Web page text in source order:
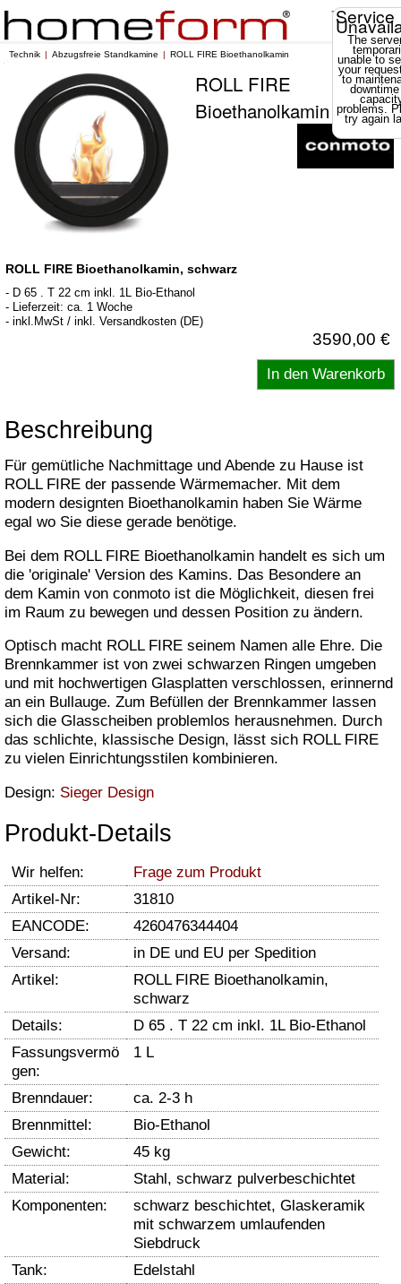
Service
The
unable to
your
to
problems.
try again
Technik Abzugsfreie Standkamine ROLL FIRE Bioethanolkamin
ROLL FIRE
Bioethanolkamin
ROLL FIRE Bioethanolkamin, schwarz
- D 65 . T 22 cm inkl. 1L Bio-Ethanol
- Lieferzeit: ca. 1 Woche
- inkl.MwSt / inkl. Versandkosten (DE)
3590,00 €
Beschreibung
Für gemütliche Nachmittage und Abende zu Hause ist
ROLL FIRE der passende Wärmemacher. Mit dem
modern designten Bioethanolkamin haben Sie Wärme
egal wo Sie diese gerade benötige.
Bei dem ROLL FIRE Bioethanolkamin handelt es sich um
die 'originale' Version des Kamins. Das Besondere an
dem Kamin von conmoto ist die Möglichkeit, diesen frei
im Raum zu bewegen und dessen Position zu ändern.
Optisch macht ROLL FIRE seinem Namen alle Ehre. Die
Brennkammer ist von zwei schwarzen Ringen umgeben
und mit hochwertigen Glasplatten verschlossen, erinnernd
an ein Bullauge. Zum Befüllen der Brennkammer lassen
sich die Glasscheiben problemlos herausnehmen. Durch
das schlichte, klassische Design, lässt sich ROLL FIRE
zu vielen Einrichtungsstilen kombinieren.
Design: Sieger Design
Produkt-Details
Wir helfen:
Frage zum Produkt
Artikel-Nr:
31810
EANCODE:
4260476344404
Versand:
in DE und EU per Spedition
Artikel:
ROLL FIRE Bioethanolkamin,
schwarz
Details:
D 65 . T 22 cm inkl. 1L Bio-Ethanol
Fassungsvermö
gen:
1 L
Brenndauer:
ca. 2-3 h
Brennmittel:
Bio-Ethanol
Gewicht:
45 kg
Material:
Stahl, schwarz pulverbeschichtet
Komponenten:
schwarz beschichtet, Glaskeramik
mit schwarzem umlaufenden
Siebdruck
Tank:
Edelstahl